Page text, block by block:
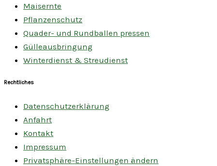
Maisernte
Pflanzenschutz
Quader- und Rundballen pressen
Gülleausbringung
Winterdienst & Streudienst
Rechtliches
Datenschutzerklärung
Anfahrt
Kontakt
Impressum
Privatsphäre-Einstellungen ändern